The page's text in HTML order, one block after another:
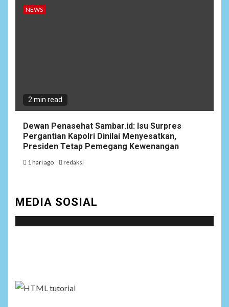
NEWS
2 min read
Dewan Penasehat Sambar.id: Isu Surpres
Pergantian Kapolri Dinilai Menyesatkan,
Presiden Tetap Pemegang Kewenangan
1 hari ago redaksi
MEDIA SOSIAL